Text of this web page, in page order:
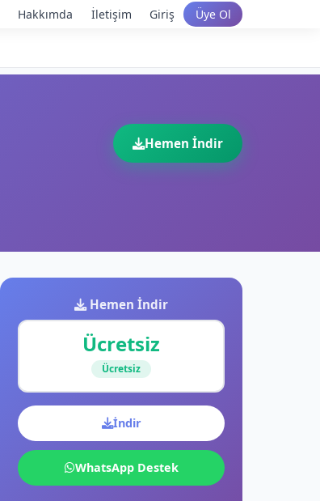
Hakkımda İletişim Giriş Üye Ol
Hemen İndir
Hemen İndir
Ücretsiz
Ücretsiz
İndir
WhatsApp Destek